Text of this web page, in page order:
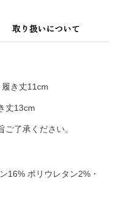
取り扱いについて
き丈11cm
丈13cm
了承ください。
16% ポリウレタン2%・